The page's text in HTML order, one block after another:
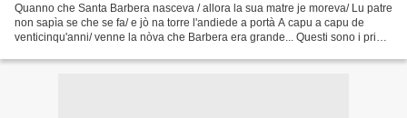
Quanno che Santa Barbera nasceva / allora la sua matre je moreva/ Lu patre
non sapìa se che se fa/ e jò na torre l'andiede a portà A capu a capu de
venticinqu'anni/ venne la nòva che Barbera era grande... Questi sono i primi